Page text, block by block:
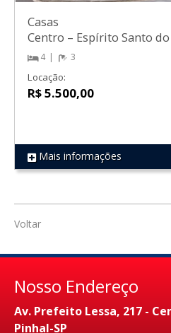
REF 1060
Casas
Centro – Espírito Santo
4 3
Locação:
R$ 5.500,00
Mais informações
Voltar
Nosso Endereço
Av. Prefeito Lessa, 217 -
Pinhal-SP